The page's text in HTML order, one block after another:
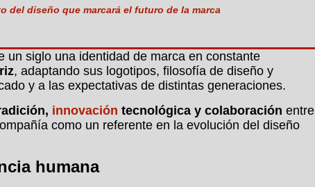
del diseño que marcará el futuro de la marca
un siglo una identidad de marca en constante
, adaptando sus logotipos, filosofía de diseño y
y a las expectativas de distintas generaciones.
innovación tecnológica y colaboración entre
como un referente en la evolución del diseño
humana